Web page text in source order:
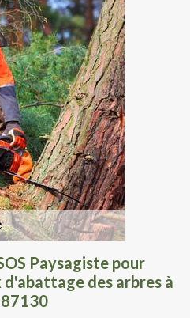
Paysagiste pour
des arbres à